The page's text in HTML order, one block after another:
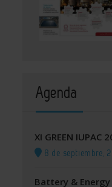
Agenda
XI GREEN IUPAC
8 de septiembre,
Battery &